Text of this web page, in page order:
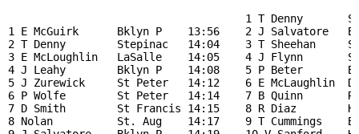
1 T Denny
1 E McGuirk      Bklyn P    13:56    2 J Salvatore
2 T Denny        Stepinac   14:04    3 T Sheehan
3 E McLoughlin   LaSalle    14:05    4 J Flynn
4 J Leahy        Bklyn P    14:08    5 P Beter
5 J Zurewick     St Peter   14:12    6 E McLaughlin
6 P Wolfe        St Peter   14:14    7 B Quinn
7 D Smith        St Francis 14:15    8 R Diaz
8 Nolan          St. Aug    14:17    9 T Cummings